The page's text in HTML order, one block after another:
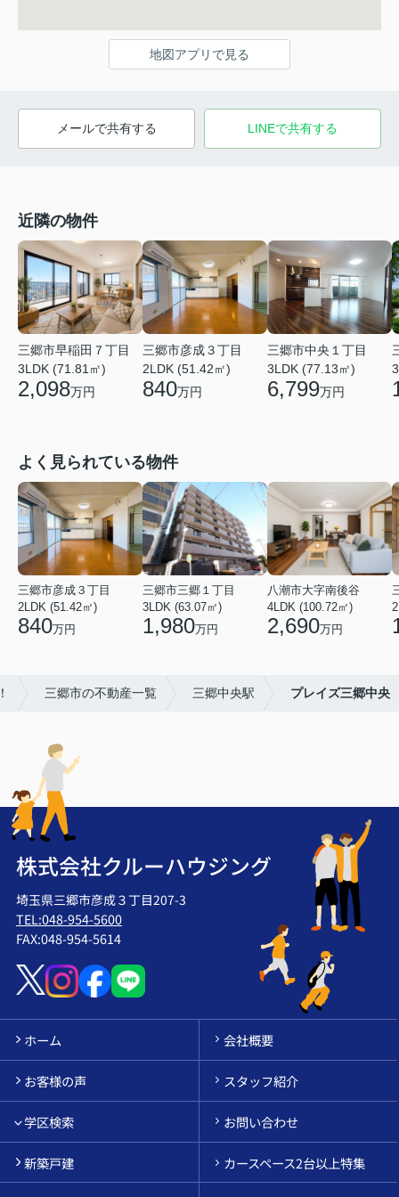
地図アプリで見る
メールで共有する LINEで共有する
近隣の物件
三郷市早稲田７丁目
3LDK (71.81㎡)
2,098万円
三郷市彦成３丁目
2LDK (51.42㎡)
840万円
三郷市中央１丁目
3LDK (77.13㎡)
6,799万円
よく見られている物件
三郷市彦成３丁目
2LDK (51.42㎡)
840万円
三郷市三郷１丁目
3LDK (63.07㎡)
1,980万円
八潮市大字南後谷
4LDK (100.72㎡)
2,690万円
三郷市の不動産一覧 三郷中央駅 プレイズ三郷中央
株式会社クルーハウジング
埼玉県三郷市彦成３丁目207-3
TEL:048-954-5600
FAX:048-954-5614
ホーム 会社概要
お客様の声 スタッフ紹介
学区検索 お問い合わせ
新築戸建 カースペース2台以上特集